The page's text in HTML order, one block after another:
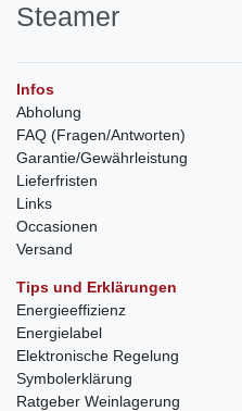
Steamer
Infos
Abholung
FAQ (Fragen/Antworten)
Garantie/Gewährleistung
Lieferfristen
Links
Occasionen
Versand
Tips und Erklärungen
Energieeffizienz
Energielabel
Elektronische Regelung
Symbolerklärung
Ratgeber Weinlagerung